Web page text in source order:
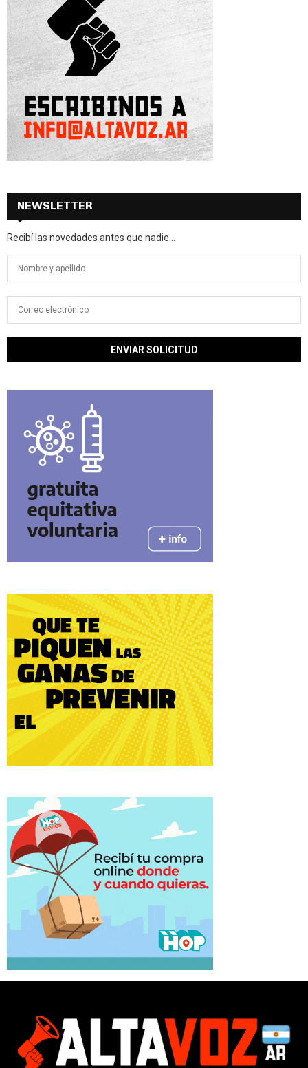
NEWSLETTER
Recibí las novedades antes que nadie...